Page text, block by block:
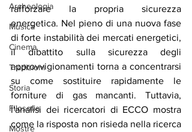
Archeologia
Musica
Cinema
Tradizioni
Storia
Filosofia
Mostre
rafforzare la propria sicurezza
energetica. Nel pieno di una nuova fase
di forte instabilità dei mercati energetici,
il dibattito sulla sicurezza degli
approvvigionamenti torna a concentrarsi
su come sostituire rapidamente le
forniture di gas mancanti. Tuttavia,
l'analisi dei ricercatori di ECCO mostra
come la risposta non risieda nella ricerca